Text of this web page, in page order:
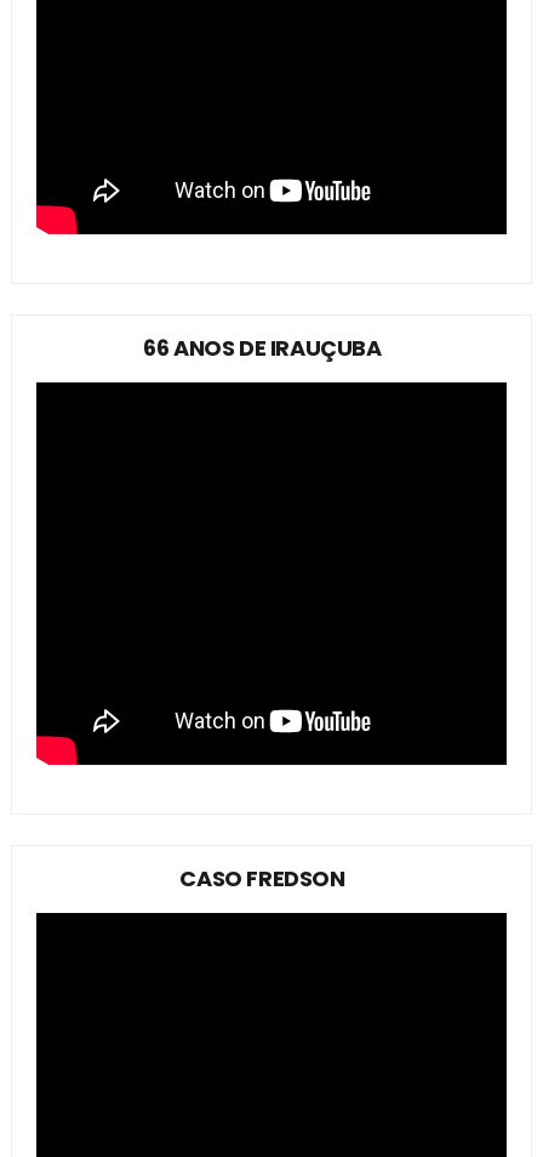
66 ANOS DE IRAUÇUBA
CASO FREDSON